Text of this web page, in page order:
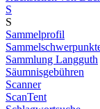
S
S
Sammelprofil
Sammlung Langguth
Säumnisgebühren
Scanner
ScanTent